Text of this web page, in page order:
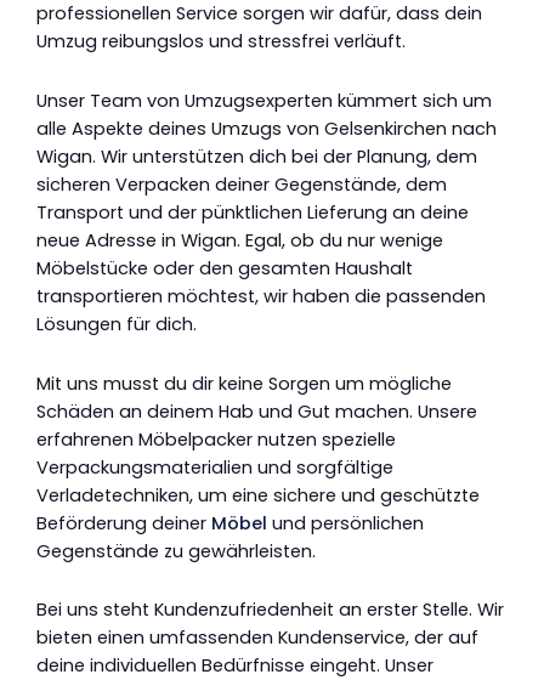
professionellen Service sorgen wir dafür, dass dein
Umzug reibungslos und stressfrei verläuft.
Unser Team von Umzugsexperten kümmert sich um
alle Aspekte deines Umzugs von Gelsenkirchen nach
Wigan. Wir unterstützen dich bei der Planung, dem
sicheren Verpacken deiner Gegenstände, dem
Transport und der pünktlichen Lieferung an deine
neue Adresse in Wigan. Egal, ob du nur wenige
Möbelstücke oder den gesamten Haushalt
transportieren möchtest, wir haben die passenden
Lösungen für dich.
Mit uns musst du dir keine Sorgen um mögliche
Schäden an deinem Hab und Gut machen. Unsere
erfahrenen Möbelpacker nutzen spezielle
Verpackungsmaterialien und sorgfältige
Verladetechniken, um eine sichere und geschützte
Beförderung deiner Möbel und persönlichen
Gegenstände zu gewährleisten.
Bei uns steht Kundenzufriedenheit an erster Stelle. Wir
bieten einen umfassenden Kundenservice, der auf
deine individuellen Bedürfnisse eingeht. Unser